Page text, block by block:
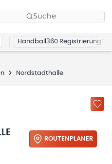
Suche
Handball360 Registrierung
Nordstadthalle
ROUTENPLANER